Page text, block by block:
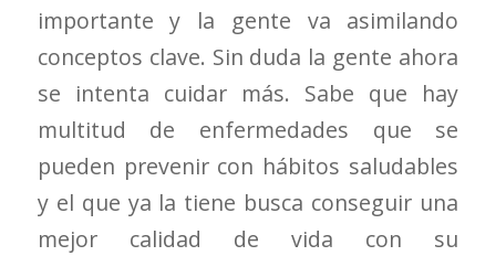
importante y la gente va asimilando
conceptos clave. Sin duda la gente ahora
se intenta cuidar más. Sabe que hay
multitud de enfermedades que se
pueden prevenir con hábitos saludables
y el que ya la tiene busca conseguir una
mejor calidad de vida con su